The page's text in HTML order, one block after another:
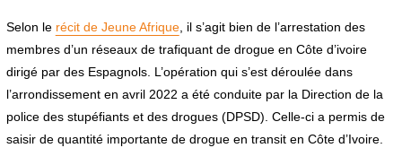
Selon le récit de Jeune Afrique, il s’agit bien de l’arrestation des
membres d’un réseaux de trafiquant de drogue en Côte d’ivoire
dirigé par des Espagnols. L’opération qui s’est déroulée dans
l’arrondissement en avril 2022 a été conduite par la Direction de la
police des stupéfiants et des drogues (DPSD). Celle-ci a permis de
saisir de quantité importante de drogue en transit en Côte d’Ivoire.